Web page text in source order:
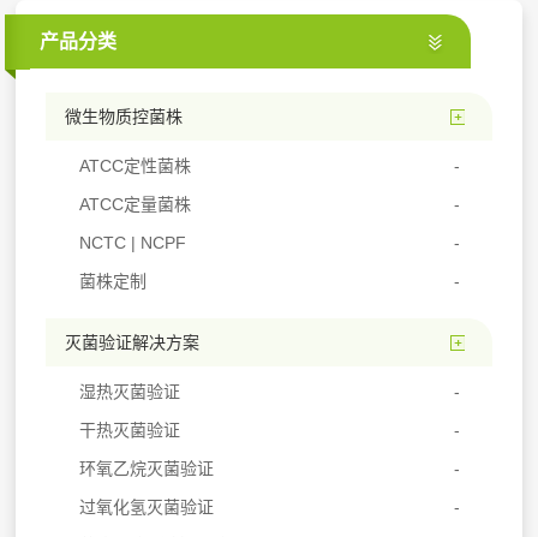
产品分类
微生物质控菌株
ATCC定性菌株
ATCC定量菌株
NCTC | NCPF
菌株定制
灭菌验证解决方案
湿热灭菌验证
干热灭菌验证
环氧乙烷灭菌验证
过氧化氢灭菌验证